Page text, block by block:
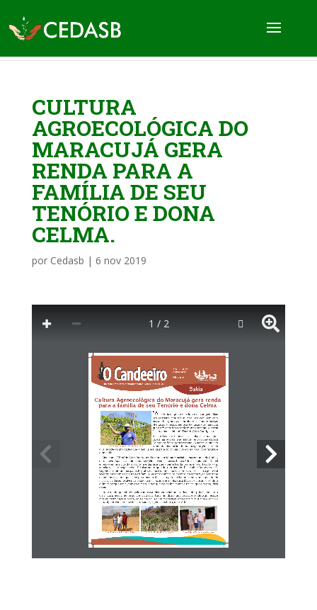
CULTURA
AGROECOLÓGICA DO
MARACUJÁ GERA
RENDA PARA A
FAMÍLIA DE SEU
TENÓRIO E DONA
CELMA.
por Cedasb | 6 nov 2019
Cultura Agroecológica do Maracujá gera renda
para a família de seu Tenório e dona Celma
Boletim Informativo do Programa Uma Terra e Duas Águas
Ano 10 • nº2232
Agosto/2016
Mirante
“A história da gente é de luta e de coragem. Mas
nós gostamo dela assim, pois nós vive bem com
nossos filho, nossas cabrinha e os bode e nossas
plantação.
Principalmente a plantação dos maracujá
que é diferente das de todo mundo por aqui. A nossa
é sem veneno ninhum” (Tenório Alves Rodrigues).
A
história que veremos nessas linhas é contada por
vários
narradores: o agricultor Tenório, sua esposa
Celma e os filhos Adriel e Daniel. A narrativa gira em
torno
da  plantação do  maracujá orgânico
e  da
diversidade de atividades que a família realiza para continuar vivendo na roça, com fartura e
dignidade.
Meu nome é Tenório Alves Rodrigues. Eu moro em Mirante na Bahia, na comunidade Albino,
derde
novo. Aqui eu e a minha mulher Celma tivemos nossos filho o Adriel e o piquenim Daniel
e,
pra viver, nós vive da agricultura e das arte que a gente faz. Eu por exemplo, faço tarrafa,
aquela rede de pegar peixe. E coisa boa é quando tem pedido. E a mulher faz os crochê,
vagonite, as pintura nos pano de prato, tualha e também faz os ponto cruz. E assim a gente vai
vivendo. Nós sempre plantou pra família mesmo: o alface, os coentro, as cenoura, as beterraba
e também as planta que serve pra remédio. Mas aí eu participei dum curso sobre o plantio
de
maracujá
e daí eu resolvi que ia fazer o mesmo aqui ne minha roça. Mas não ia usar os produto
químico porque sabia, com os curso que tive quando ganhei minha cisterna, que eles prejudica
a saúde.
Na verdade quando ele veio com essa ideia eu achei uma dificuldade, principalmente o
orgânico, principalmente por conta da seca. Todo mundo por aqui usava os produto químicos e
mesmo assim dava as praga, pois o maracujá é muito sensível. Mas ele tava confiante e, como é
natural, sem veneno e faz bem pra saúde, a gente deu força, disse Adriel.
Seu Tenório na plantação de maracujá
Dona Celma, Daniel e seu Tenório
1 / 2